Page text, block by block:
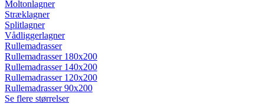
Moltonlagner
Stræklagner
Splitlagner
Vådliggerlagner
Rullemadrasser
Rullemadrasser 180x200
Rullemadrasser 140x200
Rullemadrasser 120x200
Rullemadrasser 90x200
Se flere størrelser